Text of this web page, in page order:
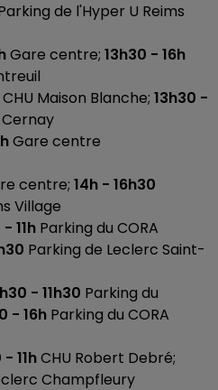
de l'Hyper U Reims
Gare centre; 13h30 - 16h
CHU Maison Blanche; 13h30 -
Gare centre
centre; 14h - 16h30
Village
11h Parking du CORA
Parking de Leclerc Saint-
- 11h30 Parking du
- 16h Parking du CORA
11hCHU Robert Debré;
Champfleury